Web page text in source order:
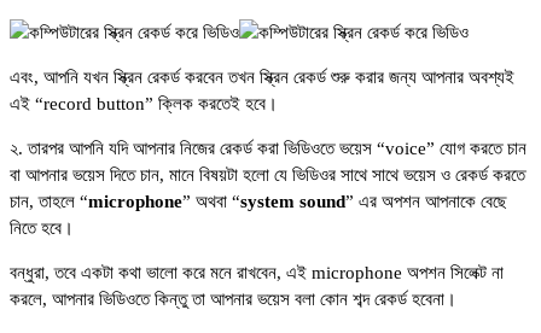
এবং, আপনি যখন স্ক্রিন রেকর্ড করবেন তখন স্ক্রিন রেকর্ড শুরু করার জন্য আপনার অবশ্যই
এই “record button” ক্লিক করতেই হবে।
২. তারপর আপনি যদি আপনার নিজের রেকর্ড করা ভিডিওতে ভয়েস “voice” যোগ করতে চান
বা আপনার ভয়েস দিতে চান, মানে বিষয়টা হলো যে ভিডিওর সাথে সাথে ভয়েস ও রেকর্ড করতে
চান, তাহলে “microphone” অথবা “system sound” এর অপশন আপনাকে বেছে
নিতে হবে।
বন্ধুরা, তবে একটা কথা ভালো করে মনে রাখবেন, এই microphone অপশন সিলেক্ট না
করলে, আপনার ভিডিওতে কিন্তু তা আপনার ভয়েস বলা কোন শব্দ রেকর্ড হবেনা।